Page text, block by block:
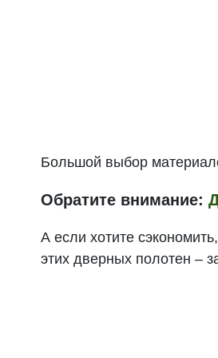
Большой выбор
Обратите внимание:
А если хотите
этих дверных полотен –